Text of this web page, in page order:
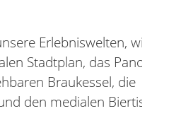
Erlebniswelten, wie den
Stadtplan, das Panorama-
Braukessel, die
den medialen Biertisch.